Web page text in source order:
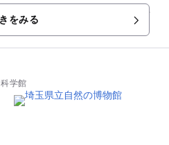
、バター、チーズなどの手づく
をみる
学館